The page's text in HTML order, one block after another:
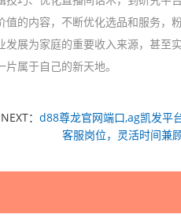
的内容，不断优化选品和服务，
展为家庭的重要收入来源，甚至
属于自己的新天地。
NEXT：d88尊龙官网端口,ag凯发平
客服岗位，灵活时间兼